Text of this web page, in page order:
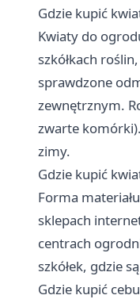
Gdzie kupić
Kwiaty do
szkółkach
sprawdzone
zewnętrznym.
zwarte
zimy.
Gdzie kupić
Forma
sklepach
centrach
szkółek, gdzie
Gdzie kupić